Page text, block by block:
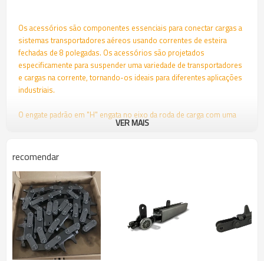
Os acessórios são componentes essenciais para conectar cargas a
sistemas transportadores aéreos usando correntes de esteira
fechadas de 8 polegadas. Os acessórios são projetados
especificamente para suspender uma variedade de transportadores
e cargas na corrente, tornando-os ideais para diferentes aplicações
industriais.
O engate padrão em "H" engata no eixo da roda de carga com uma
ação semelhante a uma tesoura, o que garante uma conexão segura
carga no furo inferior, impedindo que seja removido até que o
confiável e durável para a corrente transportadora.
O acessório padrão em "H" para corrente de esteira fechada de 8
polegadas é fácil de instalar e pode ser posicionado em qualquer
lugar ao longo da linha transportadora. Seu mecanismo tipo tesoura
torna a instalação rápida e simples, enquanto o parafuso de fixação
da manilha do transportador trava o acessório com segurança no
VER MAIS
recomendar